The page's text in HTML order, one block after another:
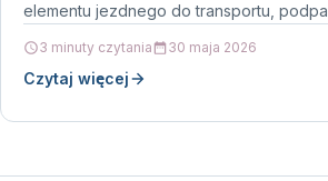
elementu jezdnego do transportu,
3 minuty czytania 30 maja 2026
Czytaj więcej